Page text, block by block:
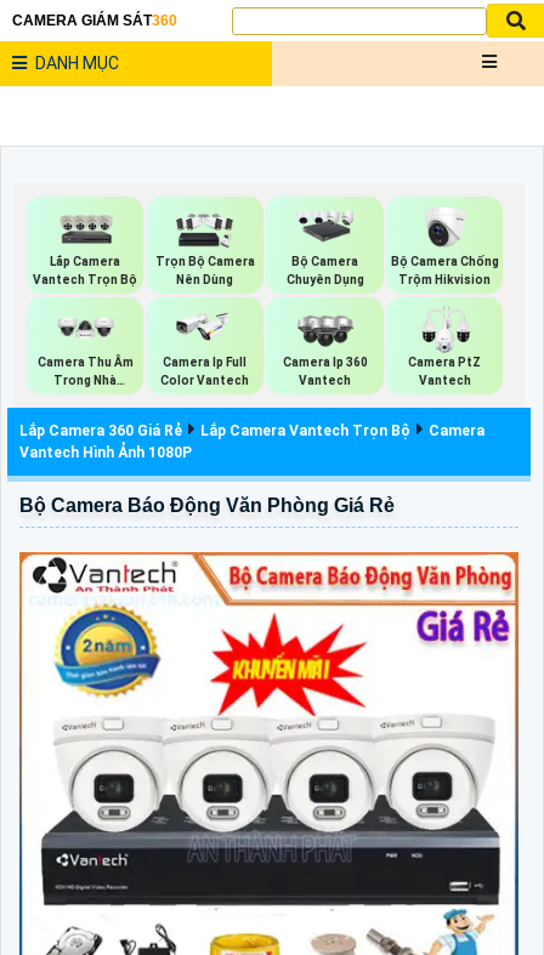
CAMERA GIÁM SÁT360
DANH MỤC
Lắp Camera
Vantech Trọn Bộ
Trọn Bộ Camera
Nên Dùng
Bộ Camera
Chuyên Dụng
Bộ Camera Chống
Trộm Hikvision
Camera Thu Âm
Trong Nhà
Vantech
Camera Ip Full
Color Vantech
Camera Ip 360
Vantech
Camera PtZ
Vantech
Lắp Camera 360 Giá Rẻ Lắp Camera Vantech Trọn Bộ
Camera
Vantech Hình Ảnh 1080P
Bộ Camera Báo Động Văn Phòng Giá Rẻ